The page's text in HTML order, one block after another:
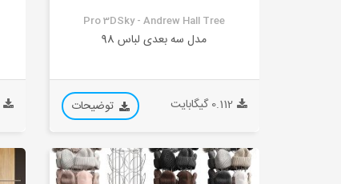
Pro 3DSky - Andrew Hall Tree
مدل سه بعدی لباس 98
0.112 گیگابایت توضیحات